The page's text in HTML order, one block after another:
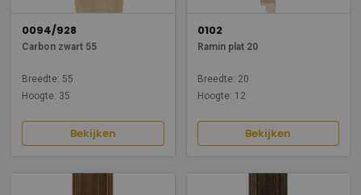
0094/928
Carbon zwart 55
Breedte: 55
Hoogte: 35
Bekijken
0102
Ramin plat 20
Breedte: 20
Hoogte: 12
Bekijken